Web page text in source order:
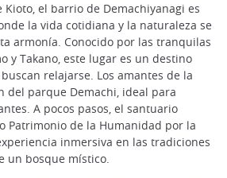
el barrio de Demachiyanagi es
la vida cotidiana y la naturaleza se
armonía. Conocido por las tranquilas
y Takano, este lugar es un destino
relajarse. Los amantes de la
del parque Demachi, ideal para
A pocos pasos, el santuario
Patrimonio de la Humanidad por la
inmersiva en las tradiciones
un bosque místico.